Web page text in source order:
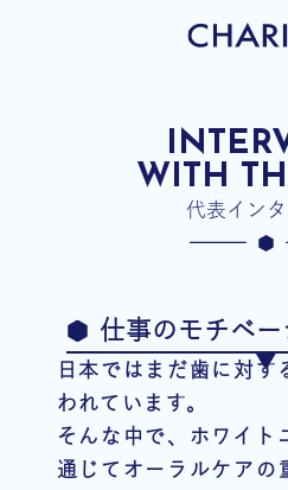
WITH
代表イン
仕事のモチベ
日本ではまだ歯に対す
われています。
そんな中で、ホワイト
通じてオーラルケアの